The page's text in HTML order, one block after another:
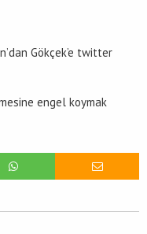
Gökçek’e twitter
engel koymak